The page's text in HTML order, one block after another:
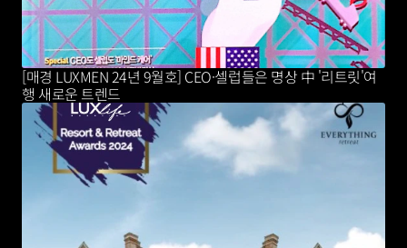
[매경 LUXMEN 24년 9월호] CEO·셀럽들은 명상 中 '리트릿'여
행 새로운 트렌드